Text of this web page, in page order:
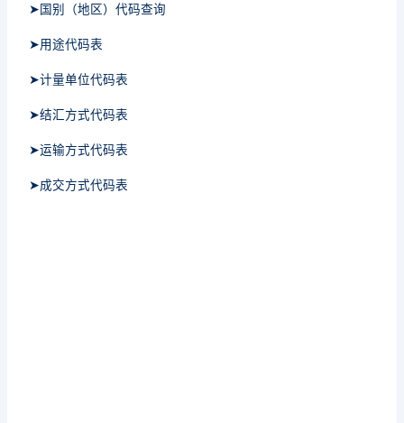
➤国别（地区）代码查询
➤用途代码表
➤计量单位代码表
➤结汇方式代码表
➤运输方式代码表
➤成交方式代码表